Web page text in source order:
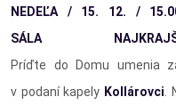
NEDEĽA / 15. 12. /
SÁLA
Príďte do Domu umenia
v podaní kapely Kollárovci